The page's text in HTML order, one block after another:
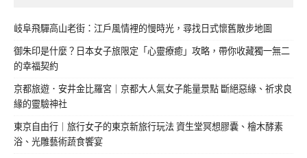
岐阜飛驒高山老街：江戶風情裡的慢時光，尋找日式懷舊散步地圖
御朱印是什麼？日本女子旅限定「心靈療癒」攻略，帶你收藏獨一無二
的幸福契約
京都旅遊．安井金比羅宮｜京都大人氣女子能量景點 斷絕惡緣、祈求良
緣的靈驗神社
東京自由行｜旅行女子的東京新旅行玩法 資生堂冥想膠囊、檜木酵素
浴、光雕藝術蔬食饗宴